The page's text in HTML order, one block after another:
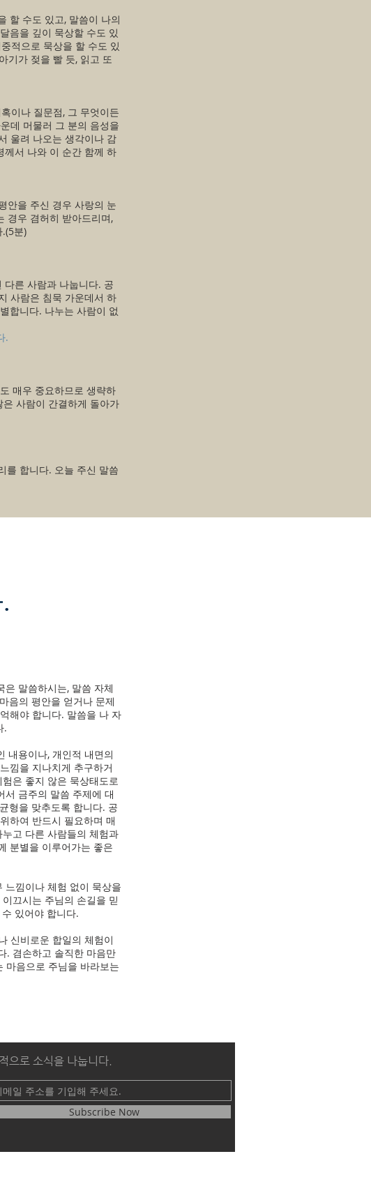
할 수도 있고, 말씀이 나의
음을 깊이 묵상할 수도 있
적으로 묵상을 할 수도 있
기가 젖을 빨 듯, 읽고 또
이나 질문점, 그 무엇이든
데 머물러 그 분의 음성을
울려 나오는 생각이나 감
께서 나와 이 순간 함께 하
안을 주신 경우 사랑의 눈
경우 겸허히 받아드리며,
분)
다른 사람과 나눕니다. 공
사람은 침묵 가운데서 하
합니다. 나누는 사람이 없
.
매우 중요하므로 생략하
사람이 간결하게 돌아가
를 합니다. 오늘 주신 말씀
말씀하시는, 말씀 자체
음의 평안을 얻거나 문제
해야 합니다. 말씀을 나 자
.
내용이나, 개인적 내면의
낌을 지나치게 추구하거
은 좋지 않은 묵상태도로
서 금주의 말씀 주제에 대
형을 맞추도록 합니다. 공
하여 반드시 필요하며 매
고 다른 사람들의 체험과
분별을 이루어가는 좋은
느낌이나 체험 없이 묵상을
끄시는 주님의 손길을 믿
있어야 합니다.
신비로운 합일의 체험이
. 겸손하고 솔직한 마음만
마음으로 주님을 바라보는
으로 소식을 나눕니다.
Subscribe Now